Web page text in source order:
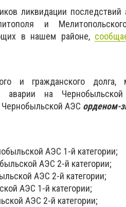
ликвидации последствий
и
в нашем районе,
и гражданского долга,
аварии на
Чернобыльской АЭС орденом-
АЭС 1-й категории;
АЭС 2-й категории;
АЭС 2-й категории;
АЭС 1-й категории;
АЭС 2-й категории;